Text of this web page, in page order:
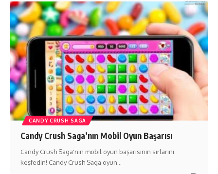
CANDY CRUSH SAGA
Candy Crush Saga’nın Mobil Oyun Başarısı
Candy Crush Saga'nın mobil oyun başarısının sırlarını
keşfedin! Candy Crush Saga oyun…